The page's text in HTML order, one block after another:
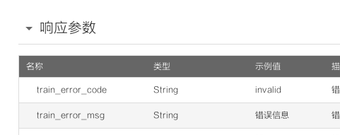
响应参数
名称 类型 示例值
train_error_code String invalid
train_error_msg String 错误信息